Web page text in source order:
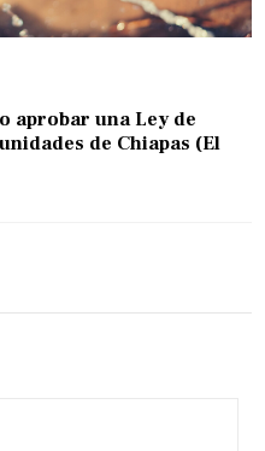
aprobar una Ley de
de Chiapas (El